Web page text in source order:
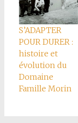
S’ADAPTER
POUR DURER :
histoire et
évolution du
Domaine
Famille Morin